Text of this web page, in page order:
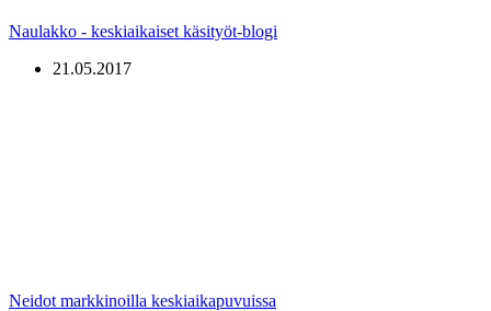
Naulakko - keskiaikaiset käsityöt-blogi
21.05.2017
Neidot markkinoilla keskiaikapuvuissa